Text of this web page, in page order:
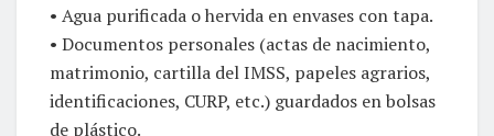
• Agua purificada o hervida en envases con tapa.
• Documentos personales (actas de nacimiento,
matrimonio, cartilla del IMSS, papeles agrarios,
identificaciones, CURP, etc.) guardados en bolsas
de plástico.